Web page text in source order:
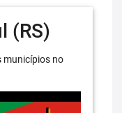
(RS)
municípios no